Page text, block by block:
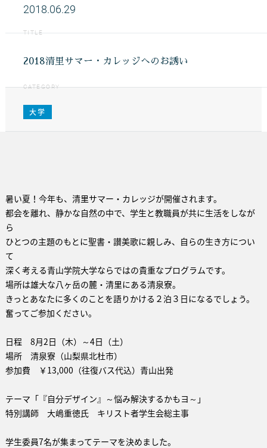
2018.06.29
TITLE
2018清里サマー・カレッジへのお誘い
CATEGORY
大学
暑い夏！今年も、清里サマー・カレッジが開催されます。
都会を離れ、静かな自然の中で、学生と教職員が共に生活をしなが
ら
ひとつの主題のもとに聖書・讃美歌に親しみ、自らの生き方につい
て
深く考える青山学院大学ならではの貴重なプログラムです。
場所は雄大な八ヶ岳の麓・清里にある清泉寮。
きっとあなたに多くのことを語りかける２泊３日になるでしょう。
奮ってご参加ください。
日程 8月2日（木）～4日（土）
場所 清泉寮（山梨県北杜市）
参加費 ￥13,000（往復バス代込）青山出発
テーマ「『自分デザイン』～悩み解決するかもヨ～」
特別講師 大嶋重徳氏 キリスト者学生会総主事
学生委員7名が集まってテーマを決めました。